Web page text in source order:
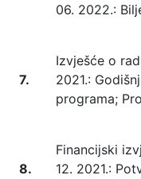
06. 2022.:
7.
Izvješće o
2021.:
programa;
8.
Financijski
12. 2021.: